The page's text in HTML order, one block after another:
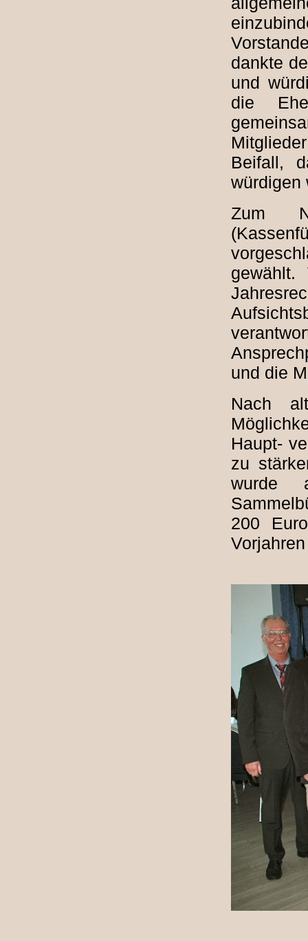
dankte
und
die
Beifall,
würdigen
Zum
und die
Nach
Haupt-
zu
wurde
200